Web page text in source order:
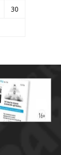
30